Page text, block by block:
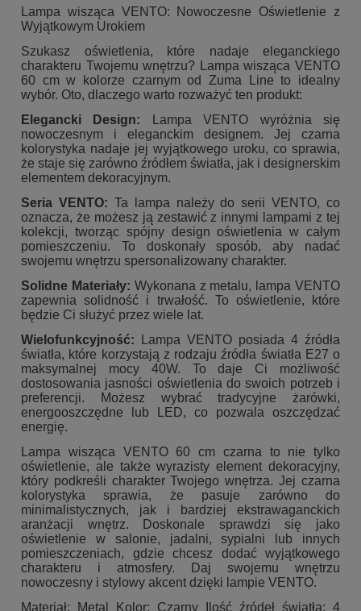
Lampa wisząca VENTO: Nowoczesne Oświetlenie z
Wyjątkowym Urokiem
Szukasz oświetlenia, które nadaje eleganckiego
charakteru Twojemu wnętrzu? Lampa wisząca VENTO
60 cm w kolorze czarnym od Zuma Line to idealny
wybór. Oto, dlaczego warto rozważyć ten produkt:
Elegancki Design: Lampa VENTO wyróżnia się
nowoczesnym i eleganckim designem. Jej czarna
kolorystyka nadaje jej wyjątkowego uroku, co sprawia,
że staje się zarówno źródłem światła, jak i designerskim
elementem dekoracyjnym.
Seria VENTO: Ta lampa należy do serii VENTO, co
oznacza, że możesz ją zestawić z innymi lampami z tej
kolekcji, tworząc spójny design oświetlenia w całym
pomieszczeniu. To doskonały sposób, aby nadać
swojemu wnętrzu spersonalizowany charakter.
Solidne Materiały: Wykonana z metalu, lampa VENTO
zapewnia solidność i trwałość. To oświetlenie, które
będzie Ci służyć przez wiele lat.
Wielofunkcyjność: Lampa VENTO posiada 4 źródła
światła, które korzystają z rodzaju źródła światła E27 o
maksymalnej mocy 40W. To daje Ci możliwość
dostosowania jasności oświetlenia do swoich potrzeb i
preferencji. Możesz wybrać tradycyjne żarówki,
energooszczędne lub LED, co pozwala oszczędzać
energię.
Lampa wisząca VENTO 60 cm czarna to nie tylko
oświetlenie, ale także wyrazisty element dekoracyjny,
który podkreśli charakter Twojego wnętrza. Jej czarna
kolorystyka sprawia, że pasuje zarówno do
minimalistycznych, jak i bardziej ekstrawaganckich
aranżacji wnętrz. Doskonale sprawdzi się jako
oświetlenie w salonie, jadalni, sypialni lub innych
pomieszczeniach, gdzie chcesz dodać wyjątkowego
charakteru i atmosfery. Daj swojemu wnętrzu
nowoczesny i stylowy akcent dzięki lampie VENTO.
Materiał: Metal Kolor: Czarny Ilość źródeł światła: 4